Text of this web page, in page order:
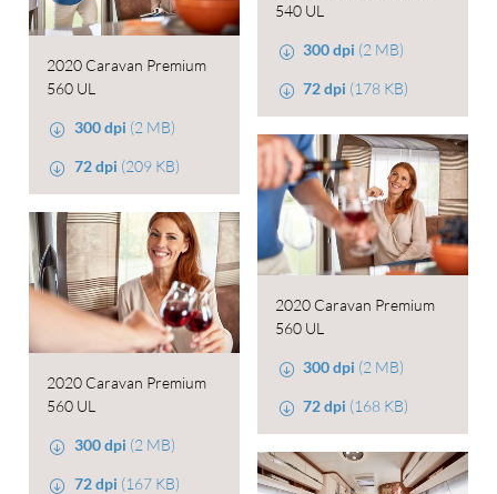
540 UL
300 dpi (2 MB)
72 dpi (178 KB)
2020 Caravan Premium
560 UL
300 dpi (2 MB)
72 dpi (209 KB)
2020 Caravan Premium
560 UL
300 dpi (2 MB)
72 dpi (168 KB)
2020 Caravan Premium
560 UL
300 dpi (2 MB)
72 dpi (167 KB)